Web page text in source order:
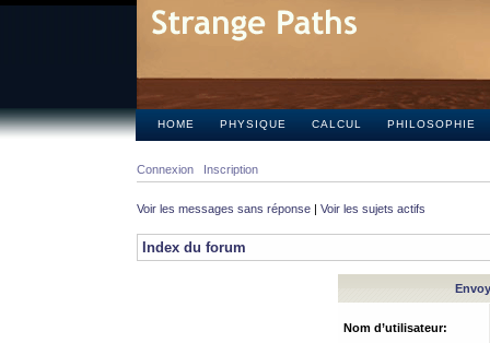
HOME PHYSIQUE CALCUL PHILOSOPHIE
Connexion Inscription
Voir les messages sans réponse | Voir les sujets actifs
Index du forum
Nom d’utilisateur: